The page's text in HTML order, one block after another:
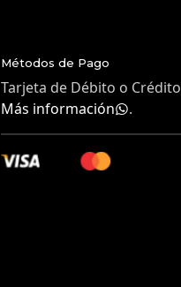
Métodos de Pago
Tarjeta de Débito o Crédito
Más información
.